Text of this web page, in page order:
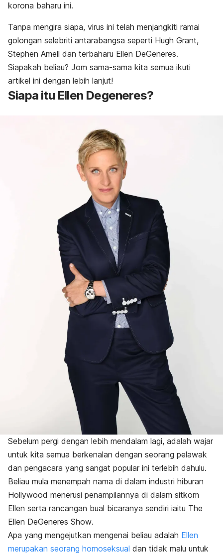
korona baharu ini.
Tanpa mengira siapa, virus ini telah menjangkiti ramai
golongan selebriti antarabangsa seperti Hugh Grant,
Stephen Amell dan terbaharu Ellen DeGeneres.
Siapakah beliau? Jom sama-sama kita semua ikuti
artikel ini dengan lebih lanjut!
Siapa itu Ellen Degeneres?
Sebelum pergi dengan lebih mendalam lagi, adalah wajar
untuk kita semua berkenalan dengan seorang pelawak
dan pengacara yang sangat popular ini terlebih dahulu.
Beliau mula menempah nama di dalam industri hiburan
Hollywood menerusi penampilannya di dalam sitkom
Ellen serta rancangan bual bicaranya sendiri iaitu The
Ellen DeGeneres Show.
Apa yang mengejutkan mengenai beliau adalah Ellen
merupakan seorang homoseksual dan tidak malu untuk